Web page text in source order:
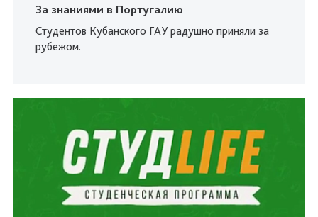
За знаниями в Португалию
Студентов Кубанского ГАУ радушно приняли за
рубежом.